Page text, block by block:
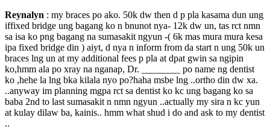
Reynalyn : my braces po ako. 50k dw then d p pla kasama dun ung
iffixed bridge ung bagang ko n bnunot nya- 12k dw un, tas rct nmn
sa isa ko png bagang na sumasakit ngyun -( 6k mas mura mura kesa
ipa fixed bridge din ) aiyt, d nya n inform from da start n ung 50k un
braces lng un at my additional fees p pla at dpat gwin sa ngipin
ko,hmm ala po xray na nganap, Dr. ________ po name ng dentist
ko ,hehe la lng bka kilala nyo po?haha msbe lng ..ortho din dw xa.
..anyway im planning mgpa rct sa dentist ko kc ung bagang ko sa
baba 2nd to last sumasakit n nmn ngyun ..actually my sira n kc yun
at kulay dilaw ba, kainis.. hmm what shud i do and ask to my dentist
..